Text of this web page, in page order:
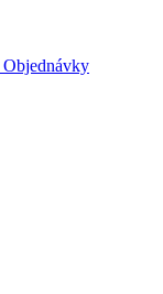
Objednávky